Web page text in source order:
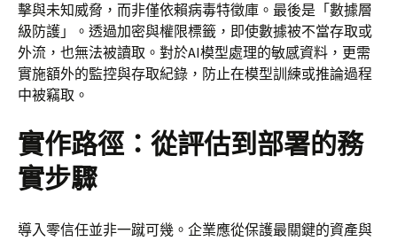
擊與未知威脅，而非僅依賴病毒特徵庫。最後是「數據層
級防護」。透過加密與權限標籤，即使數據被不當存取或
外流，也無法被讀取。對於AI模型處理的敏感資料，更需
實施額外的監控與存取紀錄，防止在模型訓練或推論過程
中被竊取。
實作路徑：從評估到部署的務
實步驟
導入零信任並非一蹴可幾。企業應從保護最關鍵的資產與